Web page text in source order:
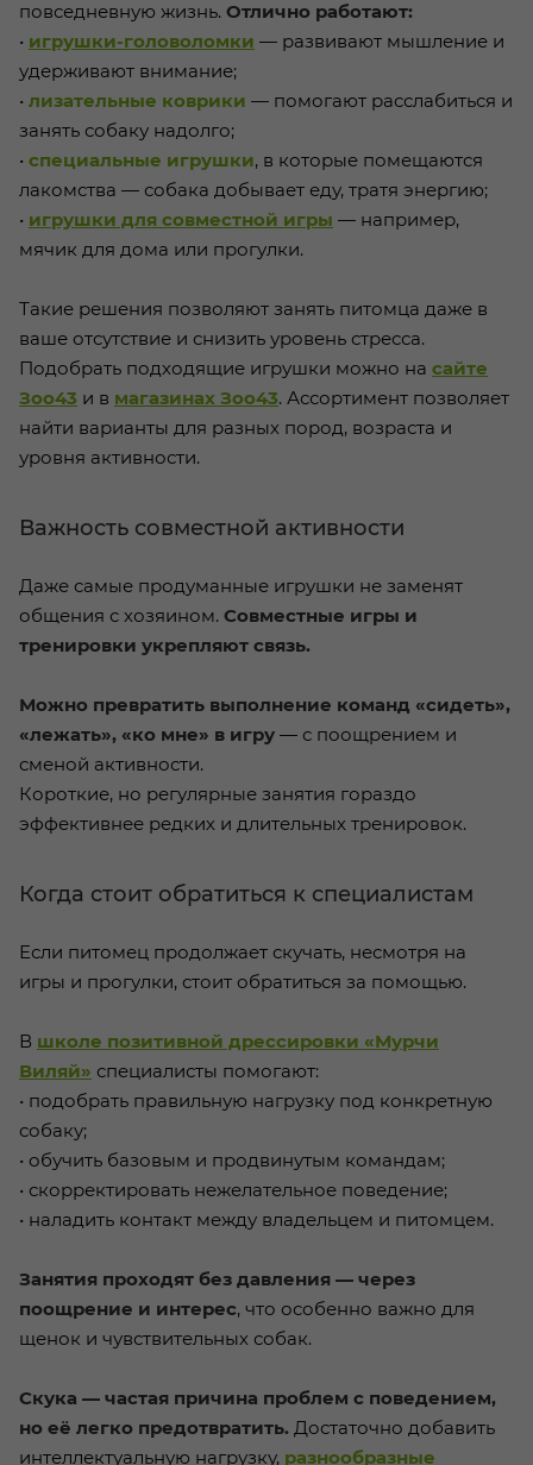
повседневную жизнь. Отлично работают:
• игрушки-головоломки — развивают мышление и
удерживают внимание;
• лизательные коврики — помогают расслабиться и
занять собаку надолго;
• специальные игрушки, в которые помещаются
лакомства — собака добывает еду, тратя энергию;
• игрушки для совместной игры — например,
мячик для дома или прогулки.
Такие решения позволяют занять питомца даже в
ваше отсутствие и снизить уровень стресса.
Подобрать подходящие игрушки можно на сайте
Зоо43 и в магазинах Зоо43. Ассортимент позволяет
найти варианты для разных пород, возраста и
уровня активности.
Важность совместной активности
Даже самые продуманные игрушки не заменят
общения с хозяином. Совместные игры и
тренировки укрепляют связь.
Можно превратить выполнение команд «сидеть»,
«лежать», «ко мне» в игру — с поощрением и
сменой активности.
Короткие, но регулярные занятия гораздо
эффективнее редких и длительных тренировок.
Когда стоит обратиться к специалистам
Если питомец продолжает скучать, несмотря на
игры и прогулки, стоит обратиться за помощью.
В школе позитивной дрессировки «Мурчи
Виляй» специалисты помогают:
• подобрать правильную нагрузку под конкретную
собаку;
• обучить базовым и продвинутым командам;
• скорректировать нежелательное поведение;
• наладить контакт между владельцем и питомцем.
Занятия проходят без давления — через
поощрение и интерес, что особенно важно для
щенок и чувствительных собак.
Скука — частая причина проблем с поведением,
но её легко предотвратить. Достаточно добавить
интеллектуальную нагрузку, разнообразные